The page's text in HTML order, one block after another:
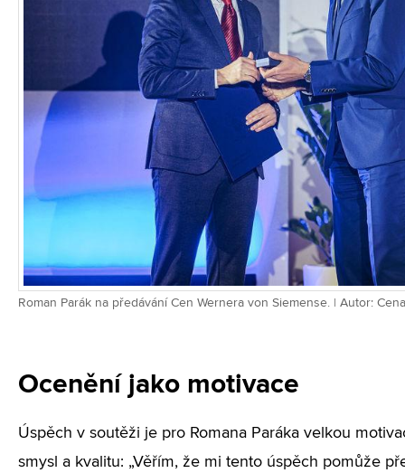
Roman Parák na předávání Cen Wernera von Siemense. | Autor:
Ocenění jako motivace
Úspěch v soutěži je pro Romana Paráka velkou
smysl a kvalitu: „Věřím, že mi tento úspěch pomůže